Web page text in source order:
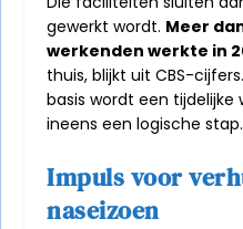
gewerkt wordt. Meer
werkenden werkte in
thuis, blijkt uit CBS-
basis wordt een tijdelijke
ineens een logische stap.
Impuls voor
naseizoen